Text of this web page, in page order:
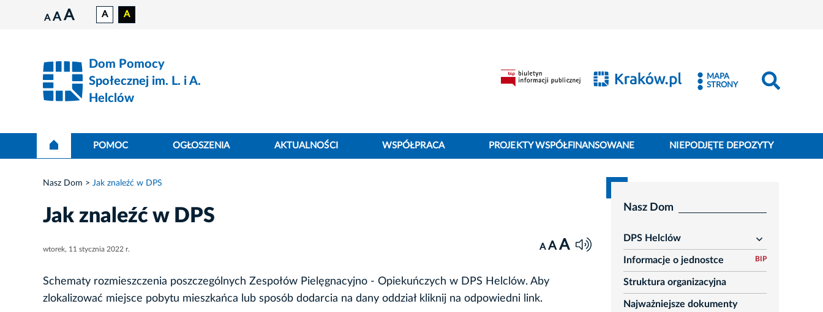
A A A A A
Dom Pomocy
Społecznej im. L. i A.
Helclów
MAPA
STRONY
POMOC OGŁOSZENIA AKTUALNOŚCI WSPÓŁPRACA PROJEKTY WSPÓŁFINANSOWANE NIEPODJĘTE DEPOZYTY
Nasz Dom Jak znaleźć w DPS
Jak znaleźć w DPS
wtorek, 11 stycznia 2022 r. A A A
Schematy rozmieszczenia poszczególnych Zespołów Pielęgnacyjno - Opiekuńczych w DPS Helclów. Aby
zlokalizować miejsce pobytu mieszkańca lub sposób dodarcia na dany oddział kliknij na odpowiedni link.
Nasz Dom
DPS Helclów
rozwiń
Informacje o jednostce
BIP
Struktura organizacyjna
Najważniejsze dokumenty